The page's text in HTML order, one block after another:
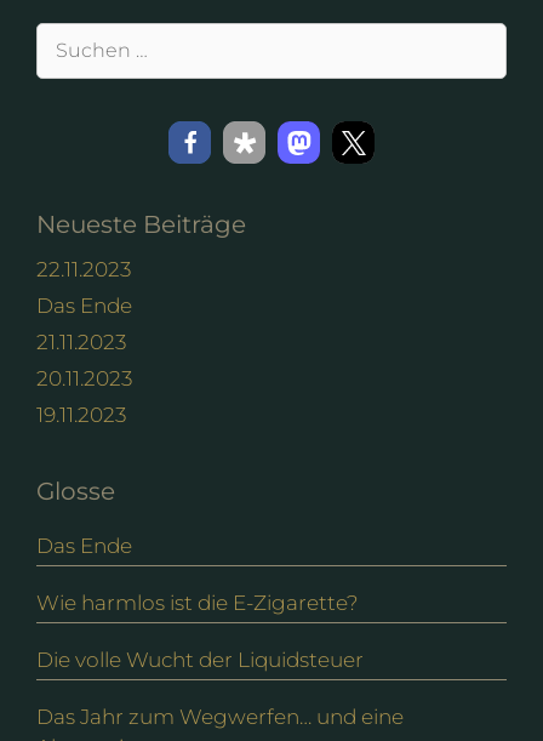
Suchen
Neueste Beiträge
22.11.2023
Das Ende
21.11.2023
20.11.2023
19.11.2023
Glosse
Das Ende
Wie harmlos ist die E-Zigarette?
Die volle Wucht der Liquidsteuer
Das Jahr zum Wegwerfen… und eine